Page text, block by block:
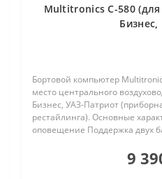
Multitronics C-580
Бизнес,
Бортовой компьютер
место центрального
Бизнес, УАЗ-Патриот
рестайлинга). Основные
оповещение Поддержка двух
9